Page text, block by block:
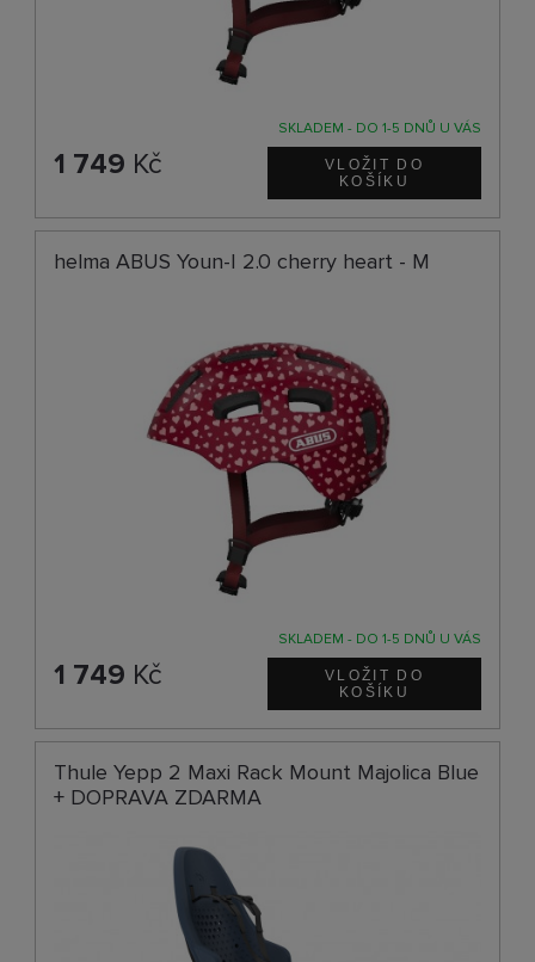
SKLADEM - DO 1-5 DNŮ U VÁS
1 749 Kč
helma ABUS Youn-I 2.0 cherry heart - M
SKLADEM - DO 1-5 DNŮ U VÁS
1 749 Kč
Thule Yepp 2 Maxi Rack Mount Majolica Blue
+ DOPRAVA ZDARMA